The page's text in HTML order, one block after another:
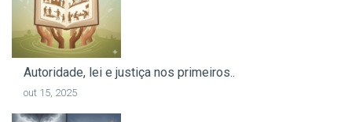
Autoridade, lei e justiça nos primeiros..
out 15, 2025